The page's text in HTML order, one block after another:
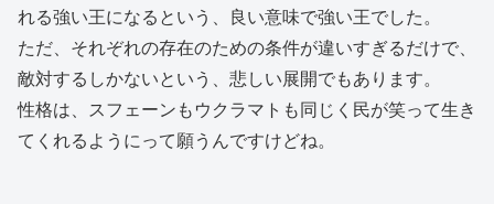
れる強い王になるという、良い意味で強い王でした。
ただ、それぞれの存在のための条件が違いすぎるだけで、
敵対するしかないという、悲しい展開でもあります。
性格は、スフェーンもウクラマトも同じく民が笑って生き
てくれるようにって願うんですけどね。